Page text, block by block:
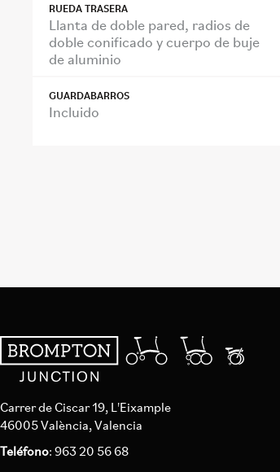
RUEDA TRASERA
Llanta de doble pared, radios de
doble conificado y cuerpo de buje
de aluminio
GUARDABARROS
Incluido
Carrer de Ciscar 19, L'Eixample
46005 València, Valencia
Teléfono: 963 20 56 68